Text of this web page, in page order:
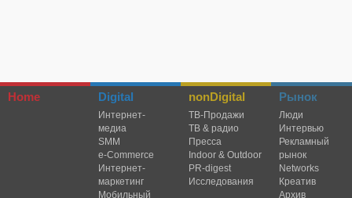
Home Digital
Интернет-
медиа
SMM
e-Commerce
Интернет-
маркетинг
Мобильный
nonDigital
TВ-Продажи
ТВ & радио
Пресса
Indoor & Outdoor
PR-digest
Исследования
Рынок
Люди
Интервью
Рекламный
рынок
Networks
Креатив
Архив